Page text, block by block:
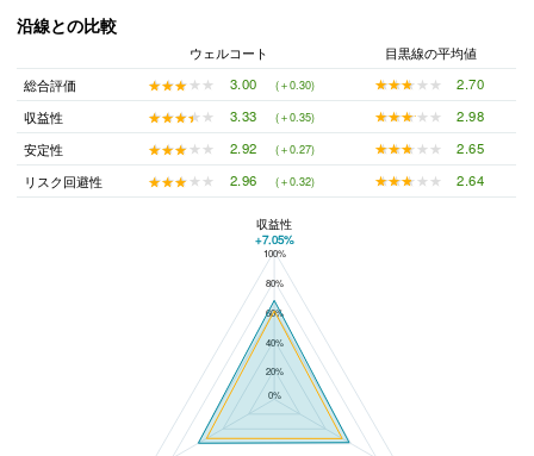
沿線との比較
ウェルコート
目黒線の平均値
総合評価
★★★★★
★★★★★ 3.00 (＋0.30) ★★★★★
★★★★★
2.70
収益性
★★★★★
★★★★★ 3.33 (＋0.35) ★★★★★
★★★★★
2.98
安定性
★★★★★
★★★★★ 2.92 (＋0.27) ★★★★★
★★★★★
2.65
リスク回避性
★★★★★
★★★★★ 2.96 (＋0.32) ★★★★★
★★★★★ 2.64
ウェルコートと目黒線の平均値の総合評価の比較
100%
80%
60%
40%
20%
0%
収益性
+7.05%